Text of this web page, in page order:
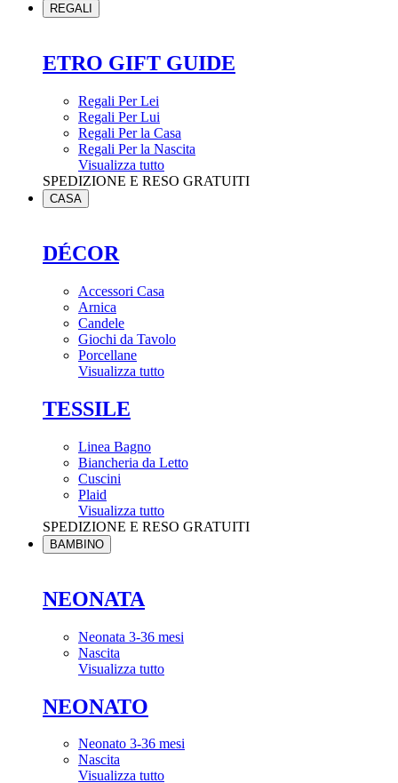
REGALI
ETRO GIFT GUIDE
Regali Per Lei
Regali Per Lui
Regali Per la Casa
Regali Per la Nascita
Visualizza tutto
SPEDIZIONE E RESO GRATUITI
CASA
DÉCOR
Accessori Casa
Arnica
Candele
Giochi da Tavolo
Porcellane
Visualizza tutto
TESSILE
Linea Bagno
Biancheria da Letto
Cuscini
Plaid
Visualizza tutto
SPEDIZIONE E RESO GRATUITI
BAMBINO
NEONATA
Neonata 3-36 mesi
Nascita
Visualizza tutto
NEONATO
Neonato 3-36 mesi
Nascita
Visualizza tutto